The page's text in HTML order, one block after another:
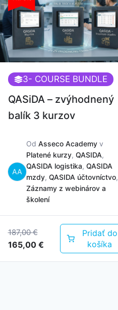
3- COURSE BUNDLE
QASiDA – zvýhodnený
balík 3 kurzov
AA
Od Asseco Academyv
Platené kurzy, QASIDA,
QASIDA logistika, QASIDA
mzdy, QASIDA účtovníctvo,
Záznamy z webinárov a
školení
187,00€
Pôvodná
165,00 €Aktuálna
cena
Pridať do
košíka